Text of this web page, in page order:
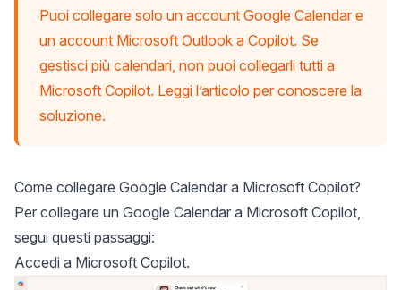
Puoi collegare solo un account Google Calendar e
un account Microsoft Outlook a Copilot. Se
gestisci più calendari, non puoi collegarli tutti a
Microsoft Copilot. Leggi l’articolo per conoscere la
soluzione.
Come collegare Google Calendar a Microsoft Copilot?
Per collegare un Google Calendar a Microsoft Copilot,
segui questi passaggi:
Accedi a Microsoft Copilot.